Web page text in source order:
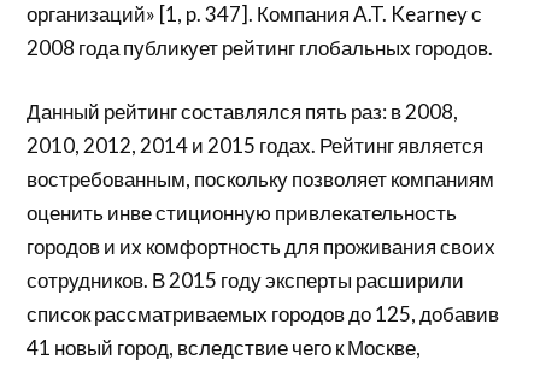
организаций» [1, p. 347]. Компания A.T. Kearney с
2008 года публикует рейтинг глобальных городов.
Данный рейтинг составлялся пять раз: в 2008,
2010, 2012, 2014 и 2015 годах. Рейтинг является
востребованным, поскольку позволяет компаниям
оценить инве стиционную привлекательность
городов и их комфортность для проживания своих
сотрудников. В 2015 году эксперты расширили
список рассматриваемых городов до 125, добавив
41 новый город, вследствие чего к Москве,